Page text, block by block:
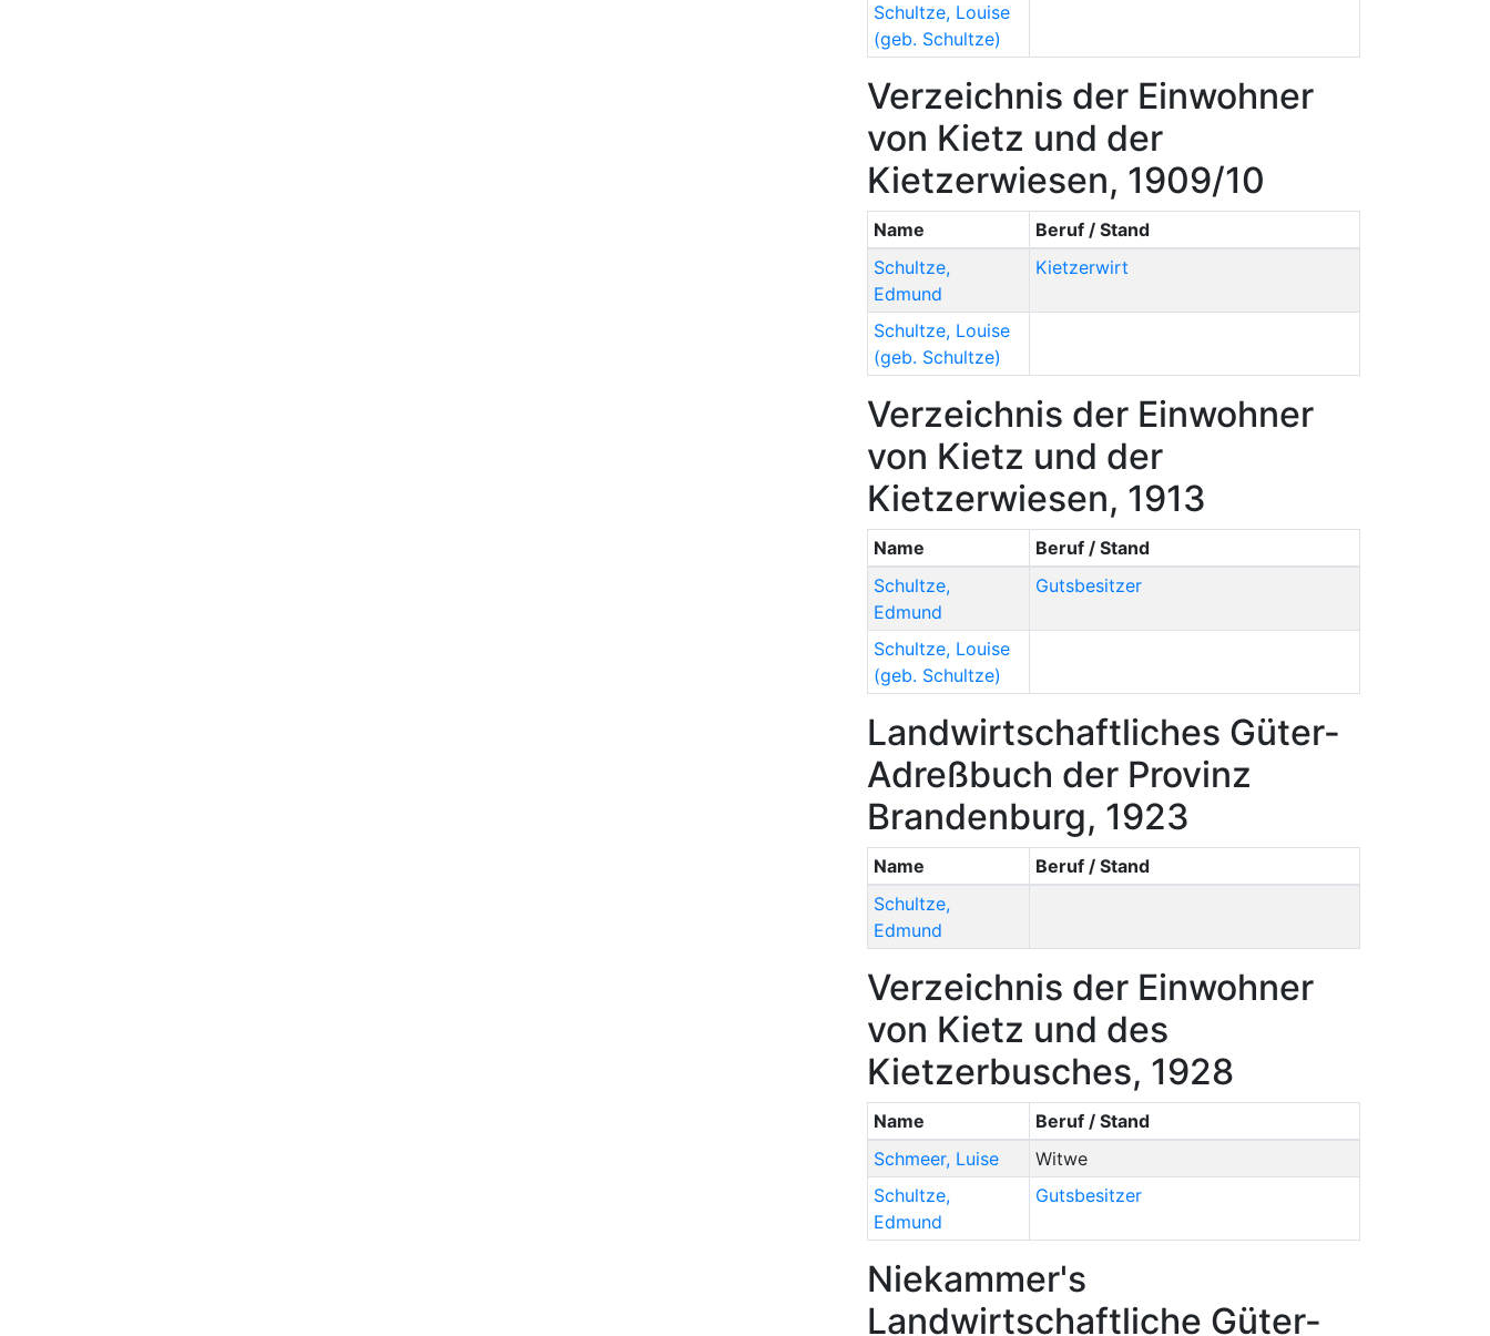
Schultze, Louise
(geb. Schultze)
Verzeichnis der Einwohner
von Kietz und der
Kietzerwiesen, 1909/10
Name
Beruf / Stand
Schultze,
Edmund
Kietzerwirt
Schultze, Louise
(geb. Schultze)
Verzeichnis der Einwohner
von Kietz und der
Kietzerwiesen, 1913
Name
Beruf / Stand
Schultze,
Edmund
Gutsbesitzer
Schultze, Louise
(geb. Schultze)
Landwirtschaftliches Güter-
Adreßbuch der Provinz
Brandenburg, 1923
Name
Beruf / Stand
Schultze,
Edmund
Verzeichnis der Einwohner
von Kietz und des
Kietzerbusches, 1928
Name
Beruf / Stand
Schmeer, Luise
Witwe
Schultze,
Edmund
Gutsbesitzer
Niekammer's
Landwirtschaftliche Güter-